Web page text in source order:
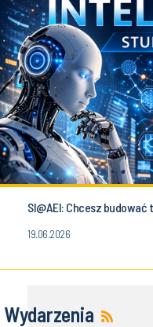
SI@AEI: Chcesz
19.06.2026
Wydarzenia